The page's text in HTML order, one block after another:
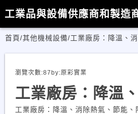
工業品與設備供應商和製造
首頁/其他機械設備/工業廠房：降溫、
瀏覽次數:87 by:原彩實業
工業廠房：降溫
工業廠房：降溫、消除熱氣、節能